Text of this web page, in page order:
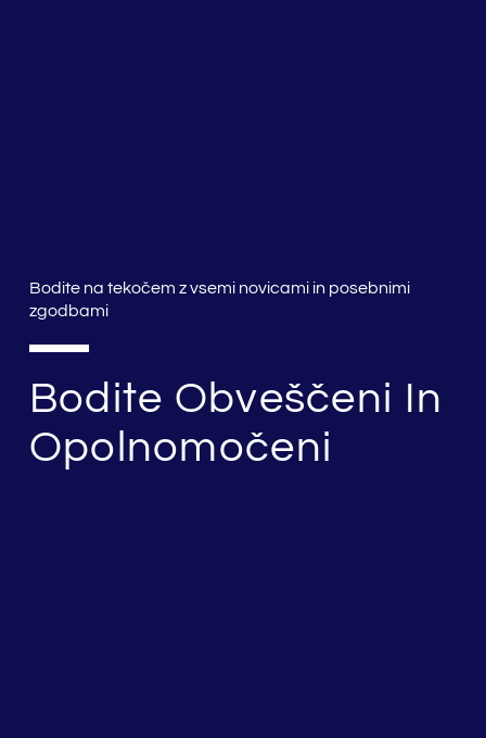
Bodite na tekočem z vsemi novicami in posebnimi
zgodbami
Bodite Obveščeni In
Opolnomočeni